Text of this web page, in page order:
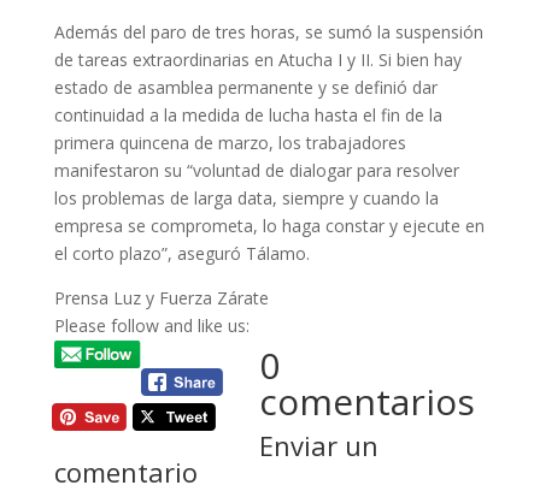
Además del paro de tres horas, se sumó la suspensión
de tareas extraordinarias en Atucha I y II. Si bien hay
estado de asamblea permanente y se definió dar
continuidad a la medida de lucha hasta el fin de la
primera quincena de marzo, los trabajadores
manifestaron su “voluntad de dialogar para resolver
los problemas de larga data, siempre y cuando la
empresa se comprometa, lo haga constar y ejecute en
el corto plazo”, aseguró Tálamo.
Prensa Luz y Fuerza Zárate
Please follow and like us:
0
comentarios
Enviar un
comentario